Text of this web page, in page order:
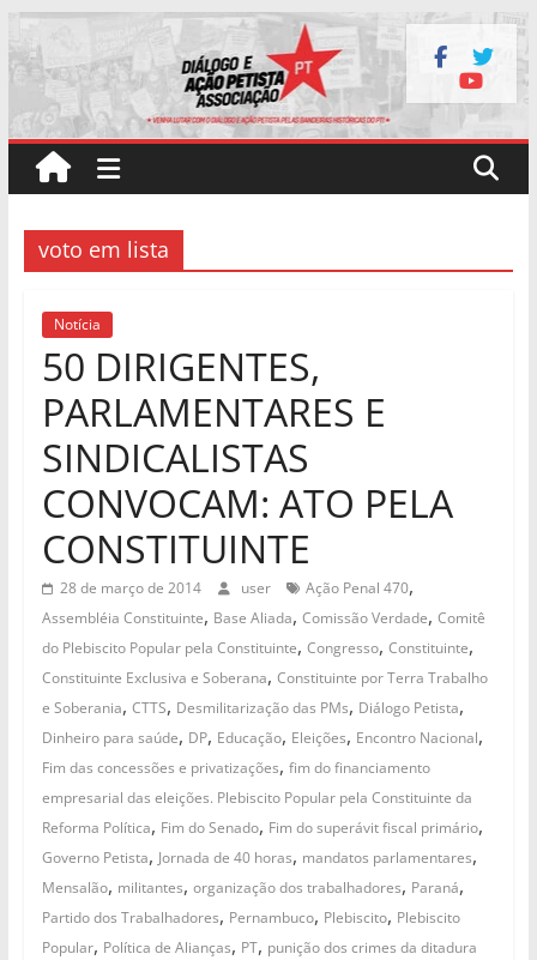
Pular
para
conteúdo
voto em lista
Notícia
50 DIRIGENTES,
PARLAMENTARES E
SINDICALISTAS
CONVOCAM: ATO PELA
CONSTITUINTE
28 de março de 2014 user Ação Penal 470,
Assembléia Constituinte, Base Aliada, Comissão Verdade, Comitê
do Plebiscito Popular pela Constituinte, Congresso, Constituinte,
Constituinte Exclusiva e Soberana, Constituinte por Terra Trabalho
e Soberania, CTTS, Desmilitarização das PMs, Diálogo Petista,
Dinheiro para saúde, DP, Educação, Eleições, Encontro Nacional,
Fim das concessões e privatizações, fim do financiamento
empresarial das eleições. Plebiscito Popular pela Constituinte da
Reforma Política, Fim do Senado, Fim do superávit fiscal primário,
Governo Petista, Jornada de 40 horas, mandatos parlamentares,
Mensalão, militantes, organização dos trabalhadores, Paraná,
Partido dos Trabalhadores, Pernambuco, Plebiscito, Plebiscito
Popular, Política de Alianças, PT, punição dos crimes da ditadura